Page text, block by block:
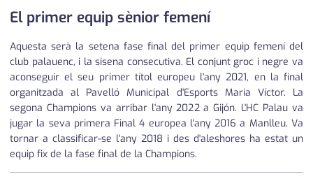
El primer equip sènior femení
Aquesta serà la setena fase final del primer equip femení del
club palauenc, i la sisena consecutiva. El conjunt groc i negre va
aconseguir el seu primer títol europeu l'any 2021, en la final
organitzada al Pavelló Municipal d'Esports Maria Víctor. La
segona Champions va arribar l'any 2022 a Gijón. L'HC Palau va
jugar la seva primera Final 4 europea l'any 2016 a Manlleu. Va
tornar a classificar-se l'any 2018 i des d'aleshores ha estat un
equip fix de la fase final de la Champions.